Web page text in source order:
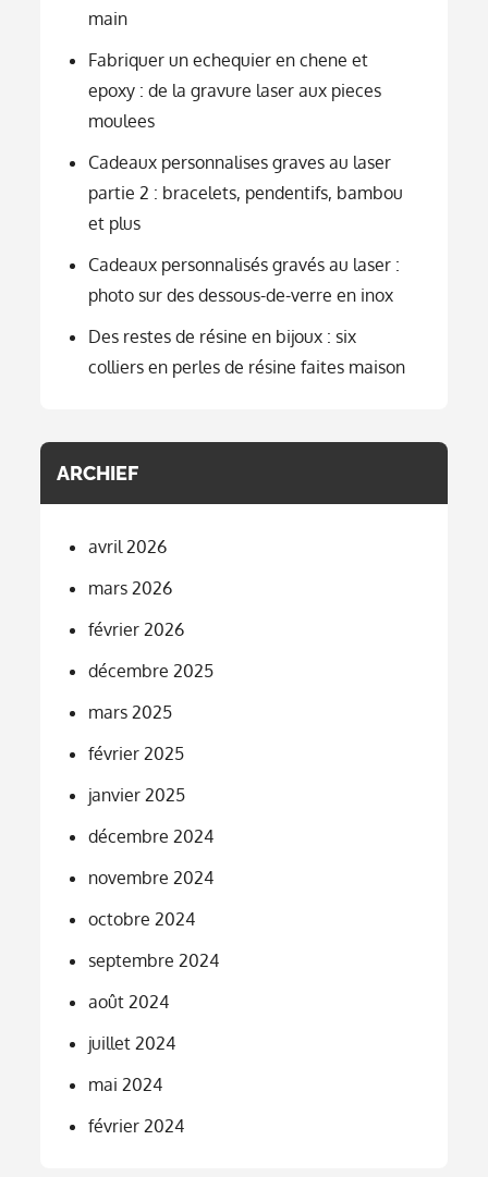
main
Fabriquer un echequier en chene et
epoxy : de la gravure laser aux pieces
moulees
Cadeaux personnalises graves au laser
partie 2 : bracelets, pendentifs, bambou
et plus
Cadeaux personnalisés gravés au laser :
photo sur des dessous-de-verre en inox
Des restes de résine en bijoux : six
colliers en perles de résine faites maison
ARCHIEF
avril 2026
mars 2026
février 2026
décembre 2025
mars 2025
février 2025
janvier 2025
décembre 2024
novembre 2024
octobre 2024
septembre 2024
août 2024
juillet 2024
mai 2024
février 2024